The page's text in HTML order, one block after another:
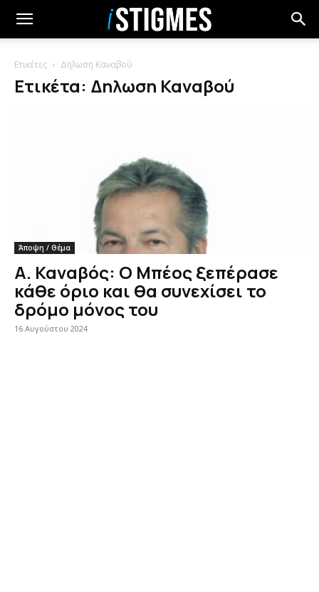
Ετικέτες Δηλωση Καναβού
Ετικέτα: Δηλωση Καναβού
Άποψη / Θέμα
Α. Καναβός: Ο Μπέος ξεπέρασε
κάθε όριο και θα συνεχίσει το
δρόμο μόνος του
16 Αυγούστου 2024